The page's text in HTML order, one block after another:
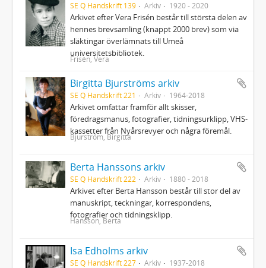
SE Q Handskrift 139 Arkiv 1920 - 2020
Arkivet efter Vera Frisén består till största delen av
hennes brevsamling (knappt 2000 brev) som via
släktingar överlämnats till Umeå
universitetsbibliotek.
Frisén, Vera
Birgitta Bjurströms arkiv
SE Q Handskrift 221 Arkiv 1964-2018
Arkivet omfattar framför allt skisser,
föredragsmanus, fotografier, tidningsurklipp, VHS-
kassetter från Nyårsrevyer och några föremål.
Bjurström, Birgitta
Berta Hanssons arkiv
SE Q Handskrift 222 Arkiv 1880 - 2018
Arkivet efter Berta Hansson består till stor del av
manuskript, teckningar, korrespondens,
fotografier och tidningsklipp.
Hansson, Berta
Isa Edholms arkiv
SE Q Handskrift 227 Arkiv 1937-2018